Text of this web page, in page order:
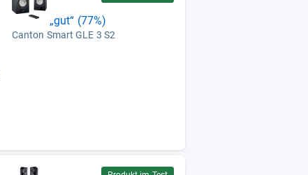
„gut“ (77%)
Canton Smart GLE 3 S2